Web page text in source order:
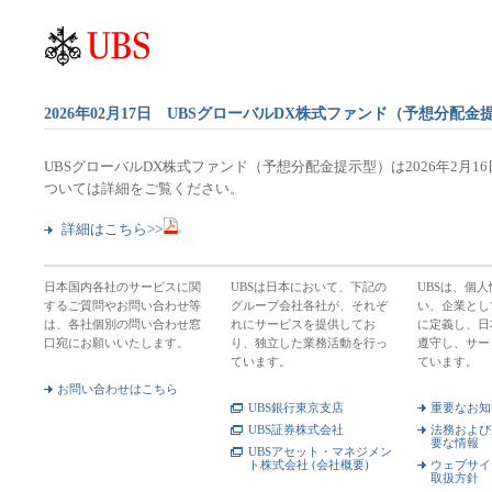
2026年02月17日 UBSグローバルDX株式ファンド（予想分配金
UBSグローバルDX株式ファンド（予想分配金提示型）は2026年2月
ついては詳細をご覧ください。
詳細はこちら>>
日本国内各社のサービスに関
するご質問やお問い合わせ等
は、各社個別の問い合わせ窓
口宛にお願いいたします。
お問い合わせはこちら
UBSは日本において、下記の
グループ会社各社が、それぞ
れにサービスを提供してお
り、独立した業務活動を行っ
ています。
UBS銀行東京支店
UBS証券株式会社
UBSアセット・マネジメン
ト株式会社 (会社概要)
UBSは、個
い、企業と
に定義し、
遵守し、サ
ています。
重要なお
法務およ
要な情報
ウェブサ
取扱方針